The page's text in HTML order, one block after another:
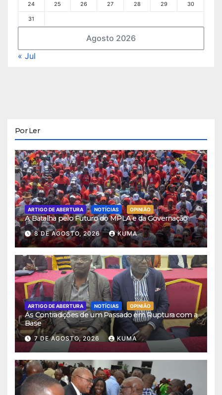
Agosto 2026
24 25 26 27 28 29 30
31
« Jul
Por Ler
ARTIGO DE ABERTURA NOTÍCIAS OPINIÃO
A Batalha pelo Futuro do MPLA e da Governação
8 DE AGOSTO, 2026 KUMA
ARTIGO DE ABERTURA NOTÍCIAS OPINIÃO
As Contradições de um Passado em Ruptura com a
Base
7 DE AGOSTO, 2026 KUMA